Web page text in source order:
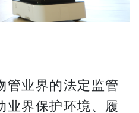
管业界的法定监管
业界保护环境、履